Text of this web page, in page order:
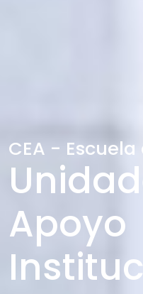
CEA -
Apoyo